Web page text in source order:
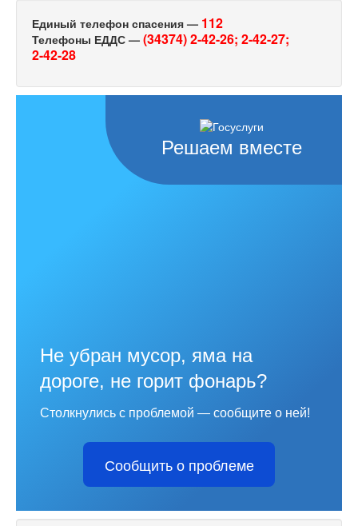
Единый телефон спасения — 112
Телефоны ЕДДС — (34374) 2-42-26; 2-42-27;
2-42-28
Решаем вместе
Не убран мусор, яма на
дороге, не горит фонарь?
Столкнулись с проблемой — сообщите о ней!
Сообщить о проблеме